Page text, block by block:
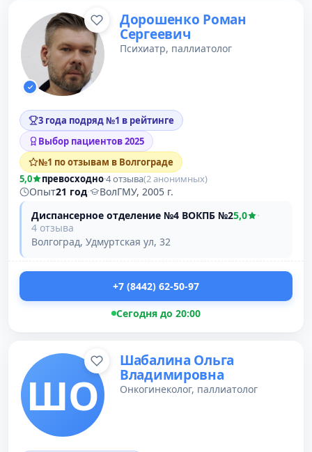
Дорошенко Роман
Сергеевич
Психиатр, паллиатолог
3 года подряд №1 в рейтинге
Выбор пациентов 2025
№1 по отзывам в Волгограде
5,0
превосходно·4 отзыва(2 анонимных)
Опыт21 год·
ВолГМУ, 2005 г.
Диспансерное отделение №4 ВОКПБ №25,0
·
4 отзыва
Волгоград, Удмуртская ул, 32
+7 (8442) 62-50-97
Сегодня до 20:00
ШО
Шабалина Ольга
Владимировна
Онкогинеколог, паллиатолог